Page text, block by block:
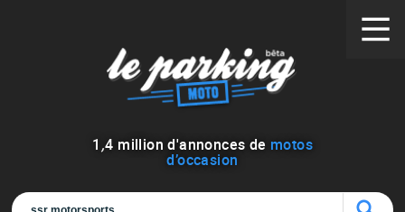
1 ,4 million d'annonces de motos
d’occasion